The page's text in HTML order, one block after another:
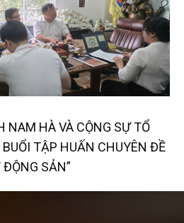
NAM HÀ VÀ CỘNG SỰ TỔ
TẬP HUẤN CHUYÊN ĐỀ
ĐỘNG SẢN”